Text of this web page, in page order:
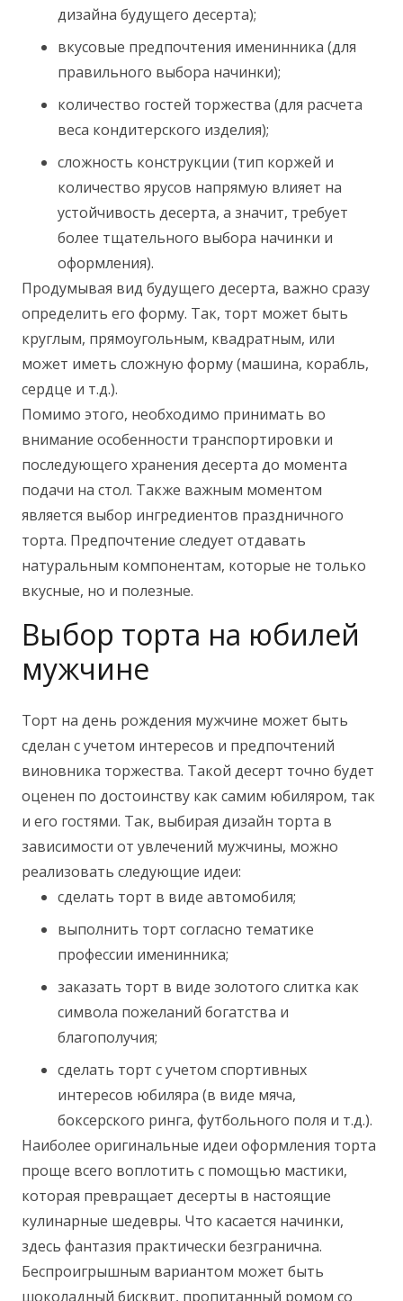
дизайна будущего десерта);
вкусовые предпочтения именинника (для
правильного выбора начинки);
количество гостей торжества (для расчета
веса кондитерского изделия);
сложность конструкции (тип коржей и
количество ярусов напрямую влияет на
устойчивость десерта, а значит, требует
более тщательного выбора начинки и
оформления).
Продумывая вид будущего десерта, важно сразу
определить его форму. Так, торт может быть
круглым, прямоугольным, квадратным, или
может иметь сложную форму (машина, корабль,
сердце и т.д.).
Помимо этого, необходимо принимать во
внимание особенности транспортировки и
последующего хранения десерта до момента
подачи на стол. Также важным моментом
является выбор ингредиентов праздничного
торта. Предпочтение следует отдавать
натуральным компонентам, которые не только
вкусные, но и полезные.
Выбор торта на юбилей
мужчине
Торт на день рождения мужчине может быть
сделан с учетом интересов и предпочтений
виновника торжества. Такой десерт точно будет
оценен по достоинству как самим юбиляром, так
и его гостями. Так, выбирая дизайн торта в
зависимости от увлечений мужчины, можно
реализовать следующие идеи:
сделать торт в виде автомобиля;
выполнить торт согласно тематике
профессии именинника;
заказать торт в виде золотого слитка как
символа пожеланий богатства и
благополучия;
сделать торт с учетом спортивных
интересов юбиляра (в виде мяча,
боксерского ринга, футбольного поля и т.д.).
Наиболее оригинальные идеи оформления торта
проще всего воплотить с помощью мастики,
которая превращает десерты в настоящие
кулинарные шедевры. Что касается начинки,
здесь фантазия практически безгранична.
Беспроигрышным вариантом может быть
шоколадный бисквит, пропитанный ромом со